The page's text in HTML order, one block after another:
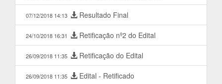
07/12/2018 14:13 Resultado Final
24/10/2018 16:31 Retificação nº2 do Edital
26/09/2018 11:35 Retificação do Edital
26/09/2018 11:35 Edital - Retificado